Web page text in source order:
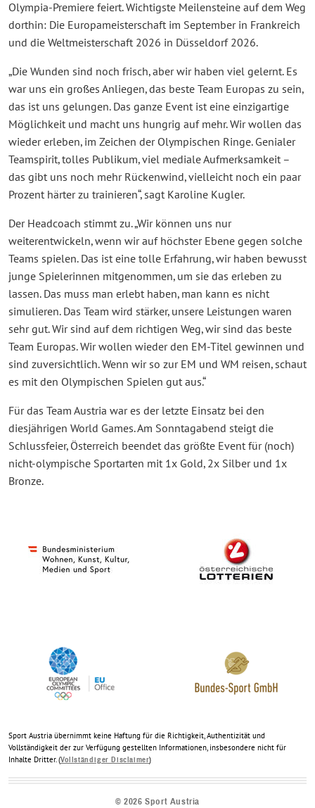
Olympia-Premiere feiert. Wichtigste Meilensteine auf dem Weg
dorthin: Die Europameisterschaft im September in Frankreich
und die Weltmeisterschaft 2026 in Düsseldorf 2026.
„Die Wunden sind noch frisch, aber wir haben viel gelernt. Es
war uns ein großes Anliegen, das beste Team Europas zu sein,
das ist uns gelungen. Das ganze Event ist eine einzigartige
Möglichkeit und macht uns hungrig auf mehr. Wir wollen das
wieder erleben, im Zeichen der Olympischen Ringe. Genialer
Teamspirit, tolles Publikum, viel mediale Aufmerksamkeit –
das gibt uns noch mehr Rückenwind, vielleicht noch ein paar
Prozent härter zu trainieren“, sagt Karoline Kugler.
Der Headcoach stimmt zu. „Wir können uns nur
weiterentwickeln, wenn wir auf höchster Ebene gegen solche
Teams spielen. Das ist eine tolle Erfahrung, wir haben bewusst
junge Spielerinnen mitgenommen, um sie das erleben zu
lassen. Das muss man erlebt haben, man kann es nicht
simulieren. Das Team wird stärker, unsere Leistungen waren
sehr gut. Wir sind auf dem richtigen Weg, wir sind das beste
Team Europas. Wir wollen wieder den EM-Titel gewinnen und
sind zuversichtlich. Wenn wir so zur EM und WM reisen, schaut
es mit den Olympischen Spielen gut aus.“
Für das Team Austria war es der letzte Einsatz bei den
diesjährigen World Games. Am Sonntagabend steigt die
Schlussfeier, Österreich beendet das größte Event für (noch)
nicht-olympische Sportarten mit 1x Gold, 2x Silber und 1x
Bronze.
Sport Austria übernimmt keine Haftung für die Richtigkeit, Authentizität und
Vollständigkeit der zur Verfügung gestellten Informationen, insbesondere nicht für
Inhalte Dritter. (Vollständiger Disclaimer)
©2026 Sport Austria